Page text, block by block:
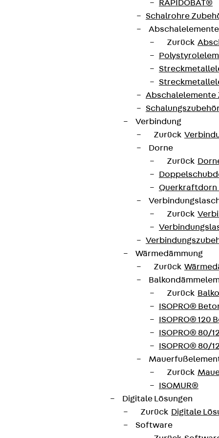
RAPIDOBAT®
Schalrohre
Zurück
Abschalelemente
Verbindung
Zurück
Dorne
Zurück
Querkraftdorn
Zurück
Wärmedämmung
Zurück
Zurück
ISOPRO®
ISOPRO® 120
ISOPRO® 80/
ISOPRO® 80/
Zurück
ISOMUR®
Digitale Lösungen
Zurück Digitale
Software
Produktneuheiten, Referenzen und aktuellen
Partner von Anfang bis Zukunft.